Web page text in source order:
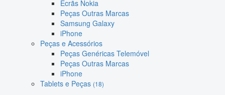
Ecrãs Nokia
Peças Outras Marcas
Samsung Galaxy
iPhone
Peças e Acessórios
Peças Genéricas Telemóvel
Peças Outras Marcas
iPhone
Tablets e Peças (18)